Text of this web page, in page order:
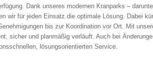
Dank unseres modernen Kranparks –
wir für jeden Einsatz die optimale Lösung. Dabei
bis zur Koordination vor Ort. Mit
sicher und planmäßig verläuft. Auch bei
lösungsorientierten Service.